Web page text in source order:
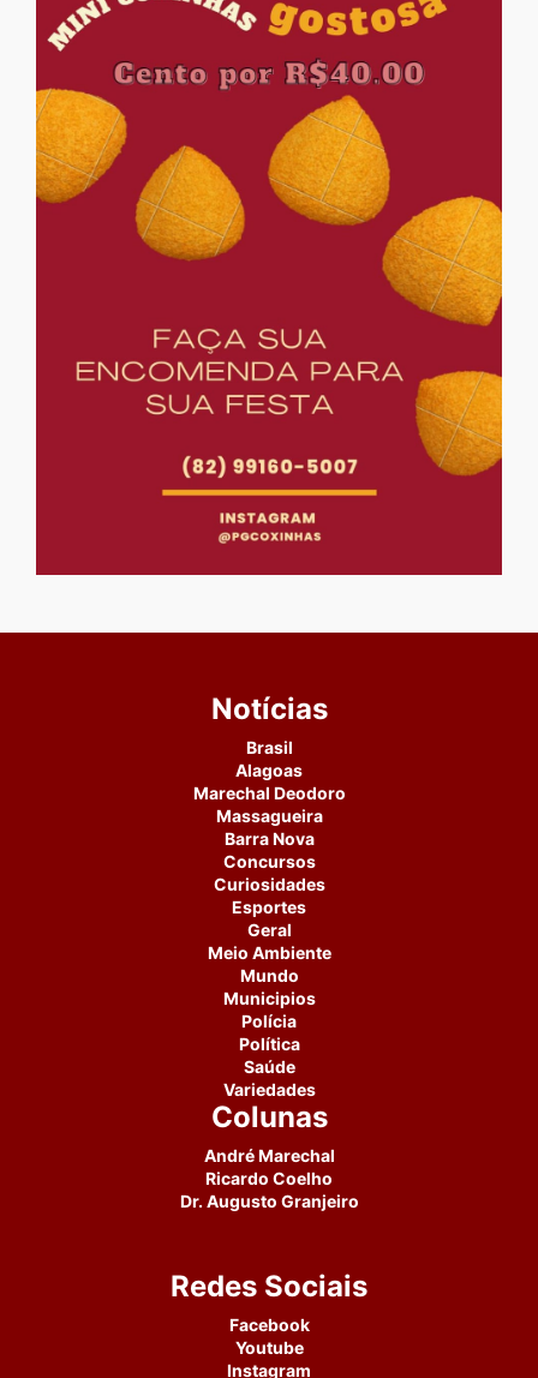
Notícias
Brasil
Alagoas
Marechal Deodoro
Massagueira
Barra Nova
Concursos
Curiosidades
Esportes
Geral
Meio Ambiente
Mundo
Municipios
Polícia
Política
Saúde
Variedades
Colunas
André Marechal
Ricardo Coelho
Dr. Augusto Granjeiro
Redes Sociais
Facebook
Youtube
Instagram